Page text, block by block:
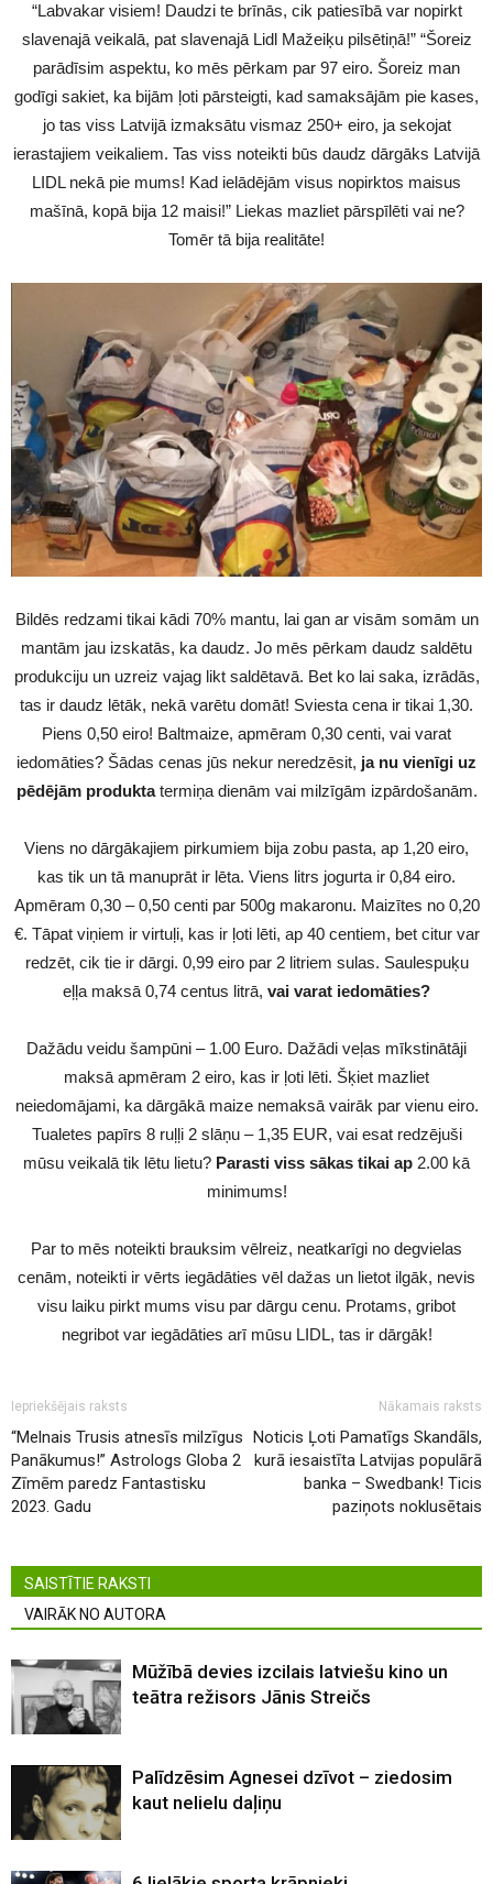
“Labvakar visiem! Daudzi te brīnās, cik patiesībā var nopirkt
slavenajā veikalā, pat slavenajā Lidl Mažeiķu pilsētiņā!” “Šoreiz
parādīsim aspektu, ko mēs pērkam par 97 eiro. Šoreiz man
godīgi sakiet, ka bijām ļoti pārsteigti, kad samaksājām pie kases,
jo tas viss Latvijā izmaksātu vismaz 250+ eiro, ja sekojat
ierastajiem veikaliem. Tas viss noteikti būs daudz dārgāks Latvijā
LIDL nekā pie mums! Kad ielādējām visus nopirktos maisus
mašīnā, kopā bija 12 maisi!” Liekas mazliet pārspīlēti vai ne?
Tomēr tā bija realitāte!
Bildēs redzami tikai kādi 70% mantu, lai gan ar visām somām un
mantām jau izskatās, ka daudz. Jo mēs pērkam daudz saldētu
produkciju un uzreiz vajag likt saldētavā. Bet ko lai saka, izrādās,
tas ir daudz lētāk, nekā varētu domāt! Sviesta cena ir tikai 1,30.
Piens 0,50 eiro! Baltmaize, apmēram 0,30 centi, vai varat
iedomāties? Šādas cenas jūs nekur neredzēsit, ja nu vienīgi uz
pēdējām produktatermiņa dienām vai milzīgām izpārdošanām.
Viens no dārgākajiem pirkumiem bija zobu pasta, ap 1,20 eiro,
kas tik un tā manuprāt ir lēta. Viens litrs jogurta ir 0,84 eiro.
Apmēram 0,30 – 0,50 centi par 500g makaronu. Maizītes no 0,20
€. Tāpat viņiem ir virtuļi, kas ir ļoti lēti, ap 40 centiem, bet citur var
redzēt, cik tie ir dārgi. 0,99 eiro par 2 litriem sulas. Saulespuķu
eļļa maksā 0,74 centus litrā, vai varat iedomāties?
Dažādu veidu šampūni – 1.00 Euro. Dažādi veļas mīkstinātāji
maksā apmēram 2 eiro, kas ir ļoti lēti. Šķiet mazliet
neiedomājami, ka dārgākā maize nemaksā vairāk par vienu eiro.
Tualetes papīrs 8 ruļļi 2 slāņu – 1,35 EUR, vai esat redzējuši
mūsu veikalā tik lētu lietu? Parasti viss sākas tikai ap 2.00 kā
minimums!
Par to mēs noteikti brauksim vēlreiz, neatkarīgi no degvielas
cenām, noteikti ir vērts iegādāties vēl dažas un lietot ilgāk, nevis
visu laiku pirkt mums visu par dārgu cenu. Protams, gribot
negribot var iegādāties arī mūsu LIDL, tas ir dārgāk!
Iepriekšējais raksts
“Melnais Trusis atnesīs milzīgus
Panākumus!” Astrologs Globa 2
Zīmēm paredz Fantastisku
2023. Gadu
Nākamais raksts
Noticis Ļoti Pamatīgs Skandāls,
kurā iesaistīta Latvijas populārā
banka – Swedbank! Ticis
paziņots noklusētais
SAISTĪTIE RAKSTI
VAIRĀK NO AUTORA
Mūžībā devies izcilais latviešu kino un
teātra režisors Jānis Streičs
Palīdzēsim Agnesei dzīvot – ziedosim
kaut nelielu daļiņu